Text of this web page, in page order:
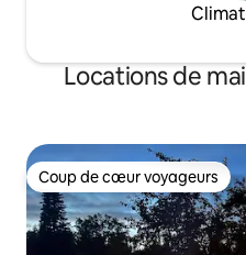
Locations de
Coup de cœur voyageurs
Coup de cœur voyageurs